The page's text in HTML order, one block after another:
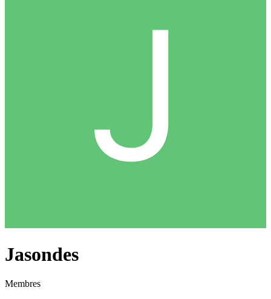
Jasondes
Membres